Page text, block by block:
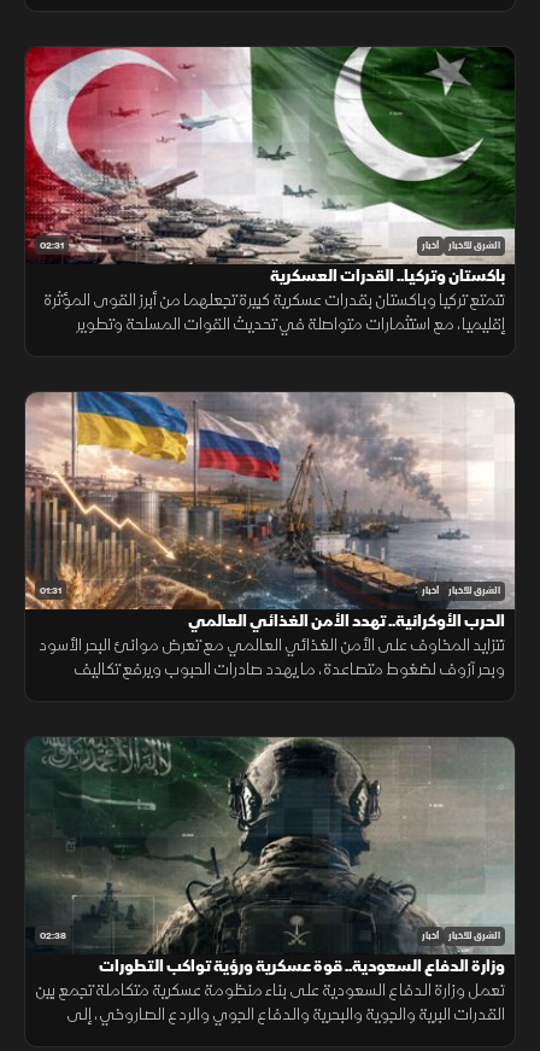
02:31 الشرق للأخبار أخبار
باكستان وتركيا.. القدرات العسكرية
تتمتع تركيا وباكستان بقدرات عسكرية كبيرة تجعلهما من أبرز القوى المؤثرة
إقليميا، مع استثمارات متواصلة في تحديث القوات المسلحة وتطوير
01:31 الشرق للأخبار أخبار
الحرب الأوكرانية.. تهدد الأمن الغذائي العالمي
تتزايد المخاوف على الأمن الغذائي العالمي مع تعرض موانئ البحر الأسود
وبحر آزوف لضغوط متصاعدة، ما يهدد صادرات الحبوب ويرفع تكاليف
02:38 الشرق للأخبار أخبار
وزارة الدفاع السعودية.. قوة عسكرية ورؤية تواكب التطورات
تعمل وزارة الدفاع السعودية على بناء منظومة عسكرية متكاملة تجمع بين
القدرات البرية والجوية والبحرية والدفاع الجوي والردع الصاروخي، إلى